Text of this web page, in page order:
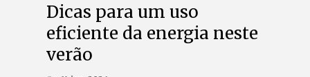
Dicas para um uso
eficiente da energia neste
verão